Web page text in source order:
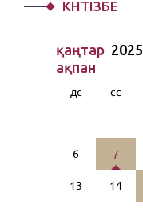
КҮНТІЗБЕ
қаңтар 2025
ақпан
дс сс
6 7
13 14